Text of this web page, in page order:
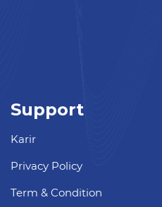
Support
Karir
Privacy Policy
Term & Condition